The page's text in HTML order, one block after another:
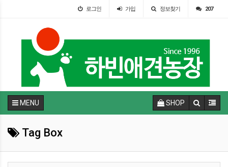
로그인 가입 정보찾기 207
MENU SHOP
Tag Box